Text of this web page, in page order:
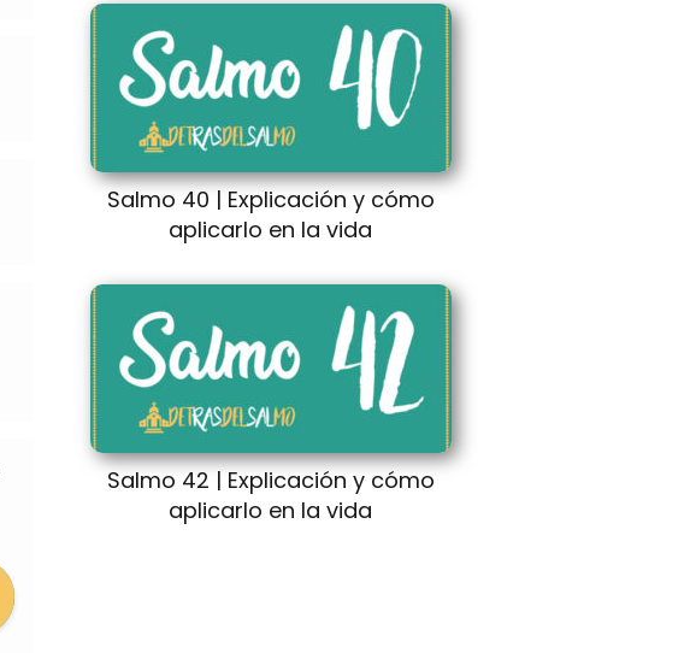
Salmo 40 | Explicación y cómo
aplicarlo en la vida
Salmo 42 | Explicación y cómo
aplicarlo en la vida